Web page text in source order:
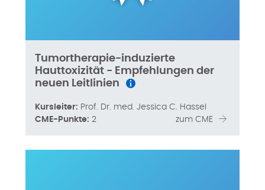
Tumortherapie-induzierte
Hauttoxizität - Empfehlungen der
neuen Leitlinien
Kursleiter: Prof. Dr. med. Jessica C. Hassel
CME-Punkte: 2 zum CME